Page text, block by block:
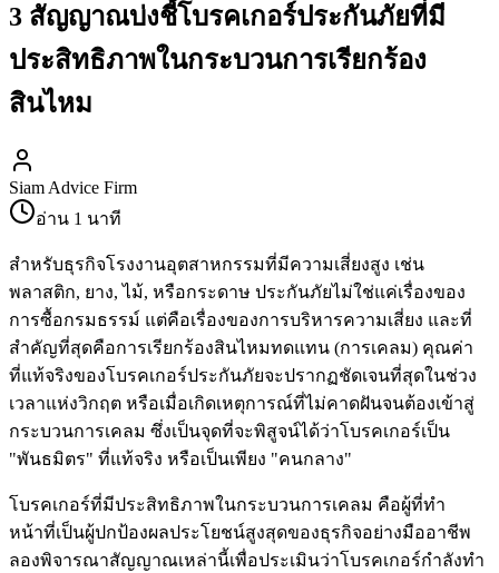
3 สัญญาณบ่งชี้โบรคเกอร์ประกันภัยที่มี
ประสิทธิภาพในกระบวนการเรียกร้อง
สินไหม
Siam Advice Firm
อ่าน 1 นาที
สำหรับธุรกิจโรงงานอุตสาหกรรมที่มีความเสี่ยงสูง เช่น
พลาสติก, ยาง, ไม้, หรือกระดาษ ประกันภัยไม่ใช่แค่เรื่องของ
การซื้อกรมธรรม์ แต่คือเรื่องของการบริหารความเสี่ยง และที่
สำคัญที่สุดคือการเรียกร้องสินไหมทดแทน (การเคลม) คุณค่า
ที่แท้จริงของโบรคเกอร์ประกันภัยจะปรากฏชัดเจนที่สุดในช่วง
เวลาแห่งวิกฤต หรือเมื่อเกิดเหตุการณ์ที่ไม่คาดฝันจนต้องเข้าสู่
กระบวนการเคลม ซึ่งเป็นจุดที่จะพิสูจน์ได้ว่าโบรคเกอร์เป็น
"พันธมิตร" ที่แท้จริง หรือเป็นเพียง "คนกลาง"
โบรคเกอร์ที่มีประสิทธิภาพในกระบวนการเคลม คือผู้ที่ทำ
หน้าที่เป็นผู้ปกป้องผลประโยชน์สูงสุดของธุรกิจอย่างมืออาชีพ
ลองพิจารณาสัญญาณเหล่านี้เพื่อประเมินว่าโบรคเกอร์กำลังทำ